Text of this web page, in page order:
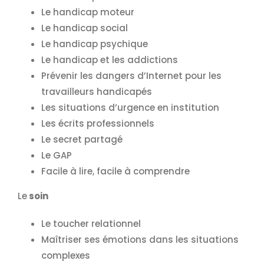
Le handicap moteur
Le handicap social
Le handicap psychique
Le handicap et les addictions
Prévenir les dangers d’Internet pour les
travailleurs handicapés
Les situations d’urgence en institution
Les écrits professionnels
Le secret partagé
Le GAP
Facile à lire, facile à comprendre
Lesoin
Le toucher relationnel
Maîtriser ses émotions dans les situations
complexes